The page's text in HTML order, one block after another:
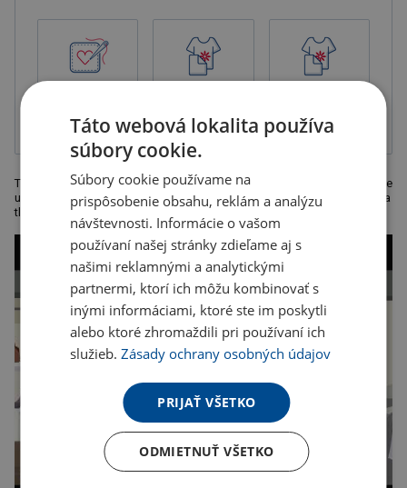
Tieto čierne rukavice z mäkkého akrylu majú palec a ukazovák špeciálne
upravený pre použitie dotykových obrazoviek . Odporúčaná technológia
tlače: sieťotlač S2 Rozmer: jedna veľkosť.
Táto webová lokalita používa
súbory cookie.
Súbory cookie používame na
prispôsobenie obsahu, reklám a analýzu
návštevnosti. Informácie o vašom
používaní našej stránky zdieľame aj s
našimi reklamnými a analytickými
partnermi, ktorí ich môžu kombinovať s
inými informáciami, ktoré ste im poskytli
alebo ktoré zhromaždili pri používaní ich
služieb.Zásady ochrany osobných údajov
PRIJAŤ VŠETKO
ODMIETNUŤ VŠETKO